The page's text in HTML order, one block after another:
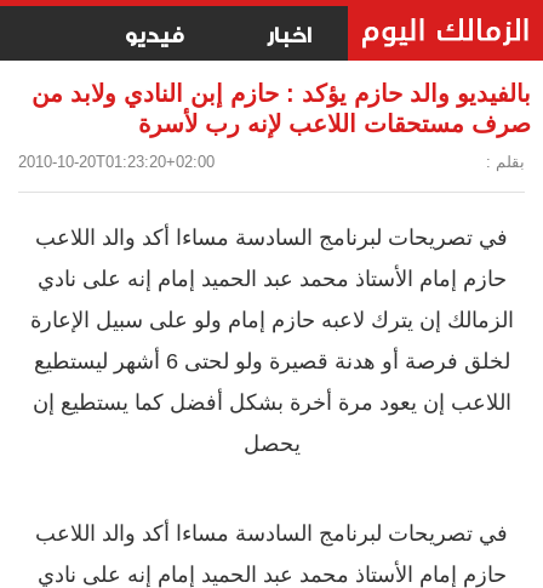
اخبار فيديو
بالفيديو والد حازم يؤكد : حازم إبن النادي ولابد من
صرف مستحقات اللاعب لإنه رب لأسرة
بقلم : 2010-10-20T01:23:20+02:00
في تصريحات لبرنامج السادسة مساءا أكد والد اللاعب
حازم إمام الأستاذ محمد عبد الحميد إمام إنه على نادي
الزمالك إن يترك لاعبه حازم إمام ولو على سبيل الإعارة
لخلق فرصة أو هدنة قصيرة ولو لحتى 6 أشهر ليستطيع
اللاعب إن يعود مرة أخرة بشكل أفضل كما يستطيع إن
يحصل
في تصريحات لبرنامج السادسة مساءا أكد والد اللاعب
حازم إمام الأستاذ محمد عبد الحميد إمام إنه على نادي